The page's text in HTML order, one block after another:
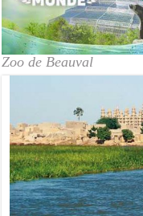
Zoo de Beauval